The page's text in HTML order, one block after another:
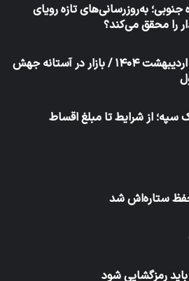
به‌روز‌رسانی‌های تازه رویای
را محقق می‌کند؟
قیمت سیمان امروز 25 اردیبهشت ۱۴۰۴ / بازار در آستانه جهش
سپه؛ از شرایط تا مبلغ اقساط
ستاره‌اش شد
رمزگشایی شود